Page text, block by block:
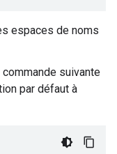
espaces de noms
commande suivante
par défaut à